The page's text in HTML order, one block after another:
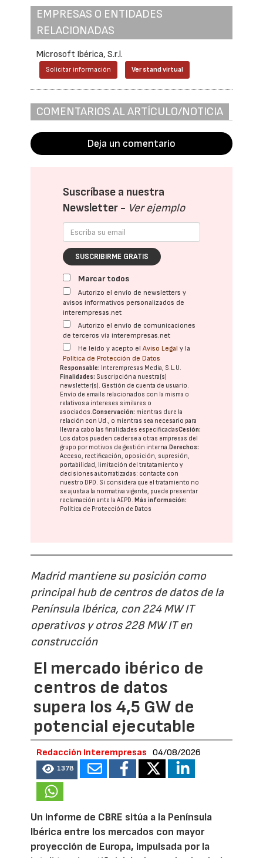
EMPRESAS O ENTIDADES
RELACIONADAS
Microsoft Ibérica, S.r.l.
Solicitar información Ver stand virtual
COMENTARIOS AL ARTÍCULO/NOTICIA
Deja un comentario
Suscríbase a nuestra
Newsletter - Ver ejemplo
SUSCRIBIRME GRATIS
Marcar todos
Autorizo el envío de newsletters y
avisos informativos personalizados de
interempresas.net
Autorizo el envío de comunicaciones
de terceros vía interempresas.net
He leído y acepto elAviso Legal y la
Política de Protección de Datos
Responsable: Interempresas Media, S.L.U.
Finalidades: Suscripción a nuestra(s)
newsletter(s). Gestión de cuenta de usuario.
Envío de emails relacionados con la misma o
relativos a intereses similares o
asociados.Conservación: mientras dure la
relación con Ud., o mientras sea necesario para
llevar a cabo las finalidades especificadasCesión:
Los datos pueden cederse a otras empresas del
grupo por motivos de gestión interna. Derechos:
Acceso, rectificación, oposición, supresión,
portabilidad, limitación del tratatamiento y
decisiones automatizadas: contacte con
nuestro DPD. Si considera que el tratamiento no
se ajusta a la normativa vigente, puede presentar
reclamación ante laAEPD. Más información:
Política de Protección de Datos
Madrid mantiene su posición como
principal hub de centros de datos de la
Península Ibérica, con 224 MW IT
operativos y otros 228 MW IT en
construcción
El mercado ibérico de
centros de datos
supera los 4,5 GW de
potencial ejecutable
Redacción Interempresas 04/08/2026
1378
Un informe de CBRE sitúa a la Península
Ibérica entre los mercados con mayor
proyección de Europa, impulsada por la